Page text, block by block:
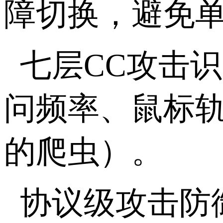
障切换，避免
七层CC攻击
问频率、鼠标
的爬虫）。
协议级攻击防